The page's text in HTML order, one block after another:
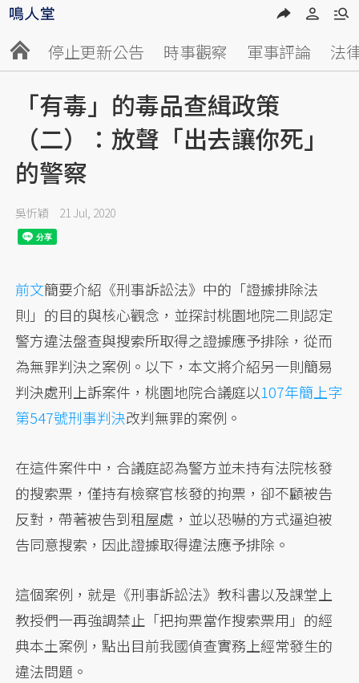
停止更新公告 時事觀察 軍事評論 法
「有毒」的毒品查緝政策
（二）：放聲「出去讓你死」
的警察
吳忻穎 21 Jul, 2020
前文簡要介紹《刑事訴訟法》中的「證據排除法
則」的目的與核心觀念，並探討桃園地院二則認定
警方違法盤查與搜索所取得之證據應予排除，從而
為無罪判決之案例。以下，本文將介紹另一則簡易
判決處刑上訴案件，桃園地院合議庭以107年簡上字
第547號刑事判決改判無罪的案例。
在這件案件中，合議庭認為警方並未持有法院核發
的搜索票，僅持有檢察官核發的拘票，卻不顧被告
反對，帶著被告到租屋處，並以恐嚇的方式逼迫被
告同意搜索，因此證據取得違法應予排除。
這個案例，就是《刑事訴訟法》教科書以及課堂上
教授們一再強調禁止「把拘票當作搜索票用」的經
典本土案例，點出目前我國偵查實務上經常發生的
違法問題。